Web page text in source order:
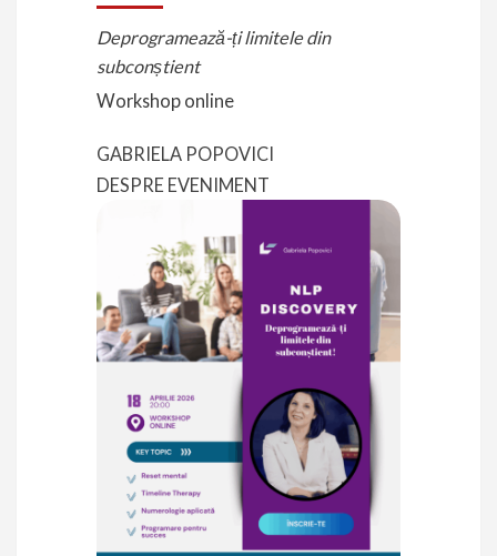
Deprogramează-ți limitele din
subconștient
Workshop online
GABRIELA POPOVICI
DESPRE EVENIMENT